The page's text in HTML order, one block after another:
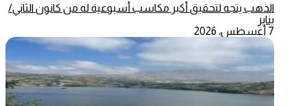
الذهب يتجه لتحقيق أكبر مكاسب أسبوعية له من كانون الثاني/
يناير
7 أغسطس، 2026